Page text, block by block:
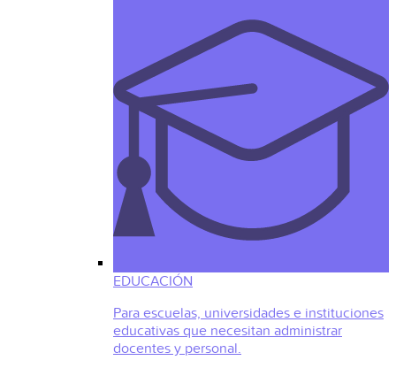
EDUCACIÓN
Para escuelas, universidades e instituciones
educativas que necesitan administrar
docentes y personal.